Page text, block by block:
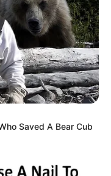
Saved A Bear Cub